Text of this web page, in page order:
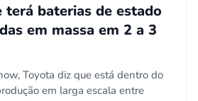
terá baterias de estado
em massa em 2 a 3
Toyota diz que está dentro do
em larga escala entre